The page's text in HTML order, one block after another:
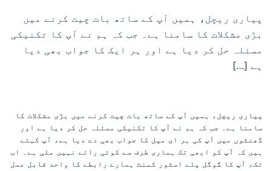
پیاری ریچل، ہمیں آپ کے ساتھ بات چیت کرنے میں
بڑی مشکلات کا سامنا ہے۔ جب کہ ہم نے آپ کا تکنیکی
مسئلہ حل کر دیا ہے اور ہر ایک کا جواب بھی دیا
ہے […]
پیاری ریچل، ہمیں آپ کے ساتھ بات چیت کرنے میں بڑی مشکلات کا
سامنا ہے۔ جب کہ ہم نے آپ کا تکنیکی مسئلہ حل کر دیا ہے اور
گھنٹوں میں آپ کی ہر ای میل کا جواب بھی دے دیا ہے، آپ کہتے
ہیں کہ آپ کو ابھی تک ہماری طرف سے کوئی رائے نہیں ملی ہے۔ اب
تک، آپ کا گوگل پلے اسٹور کمنٹ ہمارے رابطے کا واحد قابل عمل